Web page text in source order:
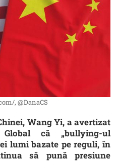
, @DanaCS
Wang Yi, a avertizat
că „bullying-ul
lumi bazate pe reguli, în
să pună presiune